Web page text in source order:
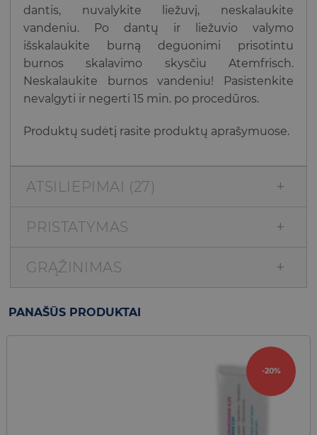
dantis, nuvalykite liežuvį, neskalaukite
vandeniu. Po dantų ir liežuvio valymo
išskalaukite burną deguonimi prisotintu
burnos skalavimo skysčiu Atemfrisch.
Neskalaukite burnos vandeniu! Pasistenkite
nevalgyti ir negerti 15 min. po procedūros.
Produktų sudėtį rasite produktų aprašymuose.
ATSILIEPIMAI (27)
PRISTATYMAS
GRĄŽINIMAS
PANAŠŪS PRODUKTAI
-20%